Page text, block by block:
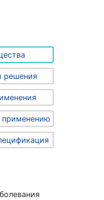
решения
применению